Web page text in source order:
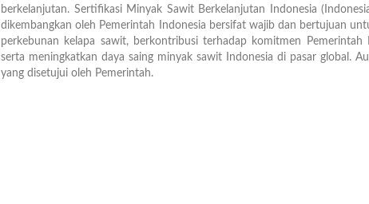
berkelanjutan. Sertifikasi Minyak Sawit Berkelanjutan Indonesia
dikembangkan oleh Pemerintah Indonesia bersifat wajib dan bertujuan
perkebunan kelapa sawit, berkontribusi terhadap komitmen Pemerintah
serta meningkatkan daya saing minyak sawit Indonesia di pasar global.
yang disetujui oleh Pemerintah.